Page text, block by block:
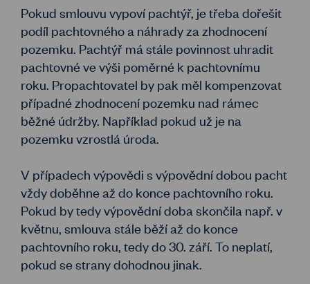
Pokud smlouvu vypoví pachtýř, je třeba dořešit
podíl pachtovného a náhrady za zhodnocení
pozemku. Pachtýř má stále povinnost uhradit
pachtovné ve výši poměrné k pachtovnímu
roku. Propachtovatel by pak měl kompenzovat
případné zhodnocení pozemku nad rámec
běžné údržby. Například pokud už je na
pozemku vzrostlá úroda.
V případech výpovědi s výpovědní dobou pacht
vždy doběhne až do konce pachtovního roku.
Pokud by tedy výpovědní doba skončila např. v
květnu, smlouva stále běží až do konce
pachtovního roku, tedy do 30. září. To neplatí,
pokud se strany dohodnou jinak.